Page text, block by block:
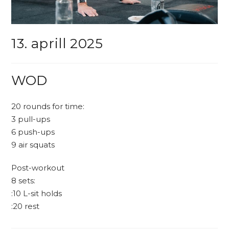
13. aprill 2025
WOD
20 rounds for time:
3 pull-ups
6 push-ups
9 air squats
Post-workout
8 sets:
:10 L-sit holds
:20 rest